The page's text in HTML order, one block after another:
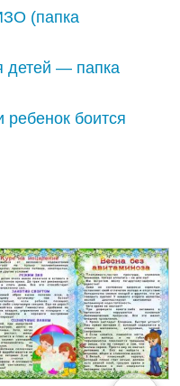
(папка
детей — папка
боится